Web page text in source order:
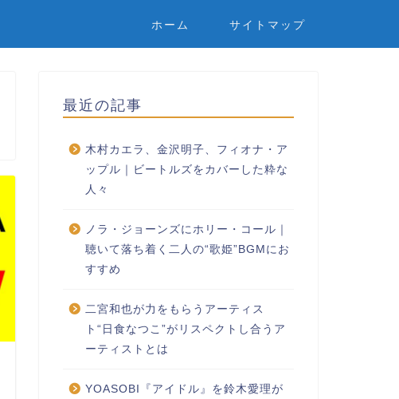
ホーム サイトマップ
最近の記事
木村カエラ、金沢明子、フィオナ・ア
ップル｜ビートルズをカバーした粋な
人々
ノラ・ジョーンズにホリー・コール｜
聴いて落ち着く二人の“歌姫”BGMにお
すすめ
二宮和也が力をもらうアーティス
ト“日食なつこ”がリスペクトし合うア
ーティストとは
YOASOBI『アイドル』を鈴木愛理が